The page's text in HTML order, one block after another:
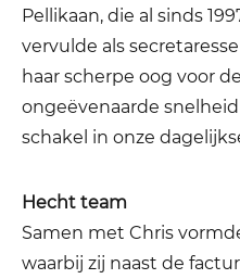
Pellikaan, die al sinds
vervulde als
haar scherpe oog voor
ongeëvenaarde
schakel in onze
Hecht team
Samen met Chris
waarbij zij naast de